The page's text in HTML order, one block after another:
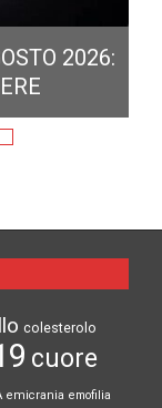
2026:
colesterolo
cuore
emicrania emofilia